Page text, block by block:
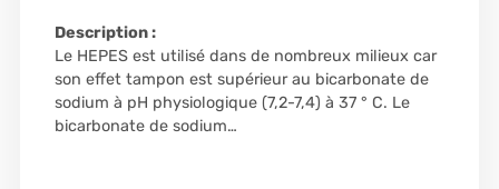
Description :
Le HEPES est utilisé dans de nombreux milieux car
son effet tampon est supérieur au bicarbonate de
sodium à pH physiologique (7,2-7,4) à 37 ° C. Le
bicarbonate de sodium…